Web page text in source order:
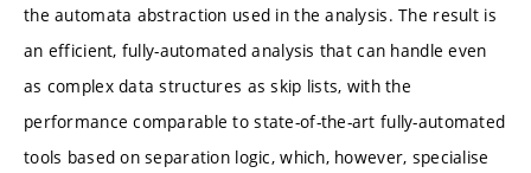
the automata abstraction used in the analysis. The result is
an efficient, fully-automated analysis that can handle even
as complex data structures as skip lists, with the
performance comparable to state-of-the-art fully-automated
tools based on separation logic, which, however, specialise